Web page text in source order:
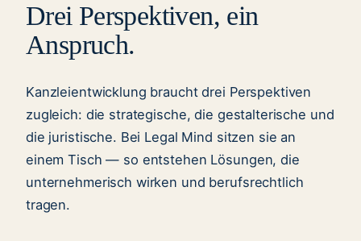
Drei Perspektiven, ein
Anspruch.
Kanzleientwicklung braucht drei Perspektiven
zugleich: die strategische, die gestalterische und
die juristische. Bei Legal Mind sitzen sie an
einem Tisch — so entstehen Lösungen, die
unternehmerisch wirken und berufsrechtlich
tragen.